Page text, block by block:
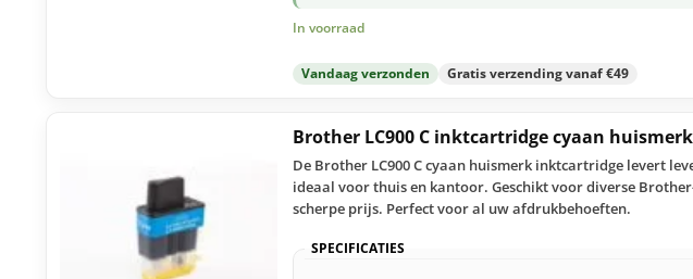
In voorraad
Vandaag verzonden Gratis verzending vanaf €49
Brother LC900 C inktcartridge cyaan huismerk
De Brother LC900 C cyaan huismerk inktcartridge levert
ideaal voor thuis en kantoor. Geschikt voor diverse
scherpe prijs. Perfect voor al uw afdrukbehoeften.
SPECIFICATIES